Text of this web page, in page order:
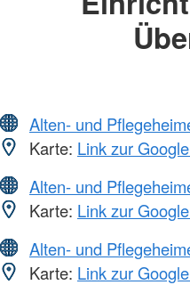
Alten- und
Karte: Link zur
Alten- und
Karte: Link zur
Alten- und
Karte: Link zur